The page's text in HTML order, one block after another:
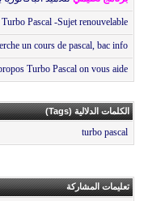
Pascal -Sujet renouvelable
un cours de pascal, bac info
Turbo Pascal on vous aide
الكلمات الدلالية (Tags)
turbo pascal
تعليمات المشاركة